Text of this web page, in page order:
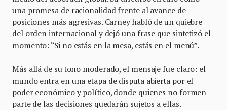
una promesa de racionalidad frente al avance de
posiciones más agresivas. Carney habló de un quiebre
del orden internacional y dejó una frase que sintetizó el
momento: “Si no estás en la mesa, estás en el menú”.
Más allá de su tono moderado, el mensaje fue claro: el
mundo entra en una etapa de disputa abierta por el
poder económico y político, donde quienes no formen
parte de las decisiones quedarán sujetos a ellas.